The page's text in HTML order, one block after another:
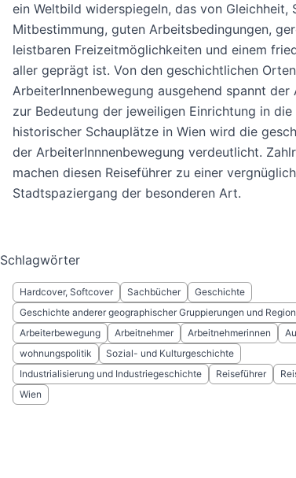
ein Weltbild widerspiegeln, das von Gleichheit,
Mitbestimmung, guten Arbeitsbedingungen,
leistbaren Freizeitmöglichkeiten und einem
aller geprägt ist. Von den geschichtlichen
ArbeiterInnenbewegung ausgehend spannt der
zur Bedeutung der jeweiligen Einrichtung in
historischer Schauplätze in Wien wird die
der ArbeiterInnnenbewegung verdeutlicht.
machen diesen Reiseführer zu einer
Stadtspaziergang der besonderen Art.
Schlagwörter
Hardcover, Softcover Sachbücher
Geschichte
Geschichte anderer geographischer Gruppierungen und
Arbeiterbewegung
Arbeitnehmer Arbeitnehmerinnen
wohnungspolitik
Sozial- und Kulturgeschichte
Industrialisierung und Industriegeschichte
Reiseführer
Wien